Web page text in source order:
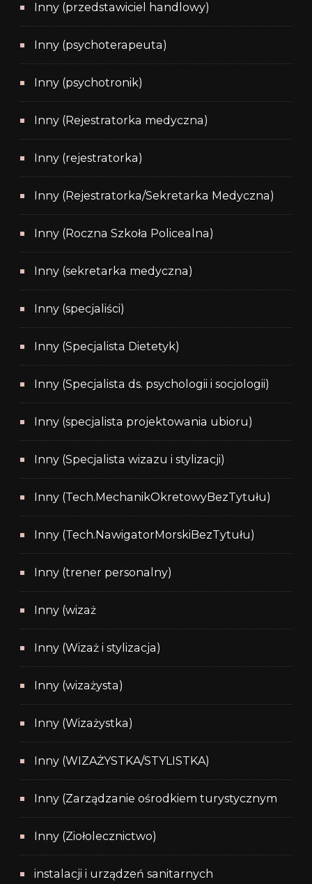
Inny (przedstawiciel handlowy)
Inny (psychoterapeuta)
Inny (psychotronik)
Inny (Rejestratorka medyczna)
Inny (rejestratorka)
Inny (Rejestratorka/Sekretarka Medyczna)
Inny (Roczna Szkoła Policealna)
Inny (sekretarka medyczna)
Inny (specjaliści)
Inny (Specjalista Dietetyk)
Inny (Specjalista ds. psychologii i socjologii)
Inny (specjalista projektowania ubioru)
Inny (Specjalista wizazu i stylizacji)
Inny (Tech.MechanikOkretowyBezTytułu)
Inny (Tech.NawigatorMorskiBezTytułu)
Inny (trener personalny)
Inny (wizaż
Inny (Wizaż i stylizacja)
Inny (wizażysta)
Inny (Wizażystka)
Inny (WIZAŻYSTKA/STYLISTKA)
Inny (Zarządzanie ośrodkiem turystycznym
Inny (Ziołolecznictwo)
instalacji i urządzeń sanitarnych